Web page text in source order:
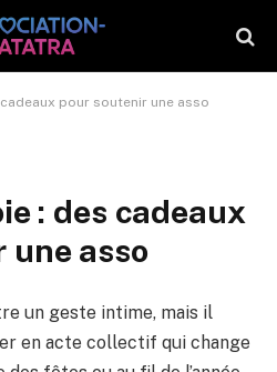
pour soutenir une asso
: des cadeaux
une asso
un geste intime, mais il
en acte collectif qui change